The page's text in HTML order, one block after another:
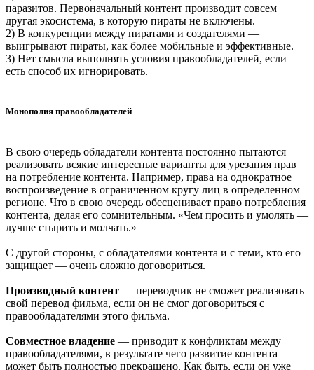
паразитов. Первоначальный контент производит совсем
другая экосистема, в которую пираты не включены.
2) В конкуренции между пиратами и создателями —
выигрывают пираты, как более мобильные и эффективные.
3) Нет смысла выполнять условия правообладателей, если
есть способ их игнорировать.
Монополия правообладателей
В свою очередь обладатели контента постоянно пытаются
реализовать всякие интересные варианты для урезания прав
на потребление контента. Например, права на однократное
воспроизведение в ограниченном кругу лиц в определенном
регионе. Что в свою очередь обесценивает право потребления
контента, делая его сомнительным. «Чем просить и умолять —
лучше стырить и молчать.»
С другой стороны, с обладателями контента и с теми, кто его
защищает — очень сложно договориться.
Производный контент — переводчик не сможет реализовать
свой перевод фильма, если он не смог договориться с
правообладателями этого фильма.
Совместное владение — приводит к конфликтам между
правообладателями, в результате чего развитие контента
может быть полностью прекращено. Как быть, если он уже